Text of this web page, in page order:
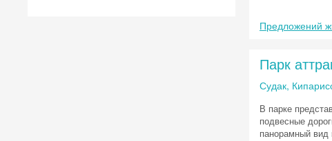
Предложений
Парк
Судак,
В парке
подвесные
панорамный вид